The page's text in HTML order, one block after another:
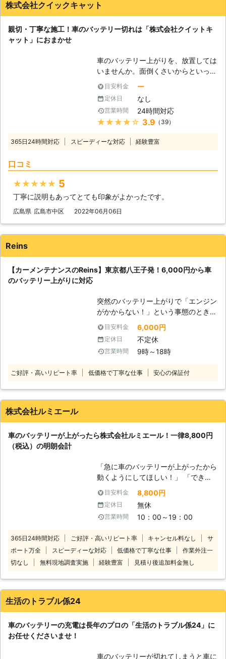
お問い合わせ下さい。
株式会社クイックキャット
親切・丁寧な施工！車のバッテリー切れは「株式会社クイットキ
ャット」におまかせ
車のバッテリー上がりを、放置しては
いませんか。面倒くさいからといって
バッテリー上がりを放置してしまう
と、タンク内のガソリンが固まって詰
まりを引き起こす恐れがあります。そ
のため、車のバッテリー上がりはすぐ
にでも解消する必要があるのです。
きは、「株式会社クイックキャット」
てしまったからです。車のエンジンは
バッテリー内の電気を利用して動きだ
って動かなくなってしまいます。
できます 車のバッテリーが上がって
しまったことに気づくのは、車を運転
しようとしたけれどうんともすんとも
動かないときです。実際に運転をしよ
うとしたその瞬間に気が付くので、時
間的に余裕がないことも多いでしょ
社クイックキャット」の出番です！弊
社は、24時間365日対応していま
す。毎日いつでもお客様のご依頼に備
らご連絡があったときに迅速に駆けつ
けることができるのです。 また最短
30分で対応できるので、バッテリー
らせることが可能です。お客様がすぐ
にでも運転ができる状況になるように
努めさせていただきますので、車のバ
ッテリーが上がった時はぜひ弊社をご
利用くださいませ。
目安料金 ー
定休日 なし
営業時間 24時間対応
★★★★★ 3.9 （39）
365日24時間対応 スピーディーな対応 経験豊富
口コミ
★★★★★ 5
丁寧に説明もあってとても印象がよかったです。
広島県 広島市中区 2022年06月06日
Reins
【カーメンテナンスのReins】東京都八王子発！6,000円から車
のバッテリー上がりに対応
突然のバッテリー上がりで「エンジン
がかからない！」という事態のとき、
頼れる業者を知っていると安心です。
普段は車の出張点検やクリーニングを
おこなうReinsですが、都内から神奈
川・埼玉まで車のバッテリー上がりに
ご連絡ください！ ●バッテリー上が
りやすいです。エンジンが動かず困っ
（ジャンプスタート）をおこないま
す！ご相談から受け付けていますので
「これってバッテリー上がり？」とい
うときはご連絡ください。 ●対応地
域は出張費無料！6,000円から対応
神奈川・埼玉・山梨（一部）まで対応
しており、出張費無料です。 車のバ
ッテリー上がり対処は6,000円から対
応していますので「料金の目安がなく
点検や車内・外のクリーニングを承っ
目安料金 6,000円
定休日 不定休
営業時間 9時～18時
ご好評・高いリピート率 低価格で丁寧な仕事 安心の保証付
株式会社ルミエール
車のバッテリーが上がったら株式会社ルミエール！一律8,800円
（税込）の明朗会計
「急に車のバッテリーが上がったから
動くようにしてほしい！」 「できる
だけ安く・早くジャンプスタートして
くれる業者を探している」 そんなと
きは株式会社ルミエールにお任せくだ
さい！ 車が動かないお客様のもとに
ジンがかかるようお手伝い！突然のバ
ッテリー上がりでお困りのところを解
決します。 国産乗用車の対応のみに
費無料の一律8,800円（税込）でお客
よ！近郊エリアで車のバッテリー上が
りにお困りのときにはご連絡くださ
目安料金 8,800円
定休日 無休
営業時間 10：00～19：00
365日24時間対応 ご好評・高いリピート率 キャンセル料なし
サ
ポート万全
スピーディーな対応 低価格で丁寧な仕事
作業外注一
切なし
無料現地調査実施 経験豊富 見積り後追加料金無し
生活のトラブル係24
車のバッテリーの充電は長年のプロの「生活のトラブル係24」に
お任せくださいませ！
車のバッテリーが切れてしまうと車に